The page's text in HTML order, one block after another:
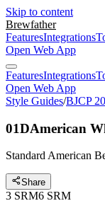
Skip to content
Brewfather
FeaturesIntegrations
Open Web App
FeaturesIntegrations
Open Web App
Style Guides/BJCP
01DAmerican
Standard American
Share
3 SRM6 SRM